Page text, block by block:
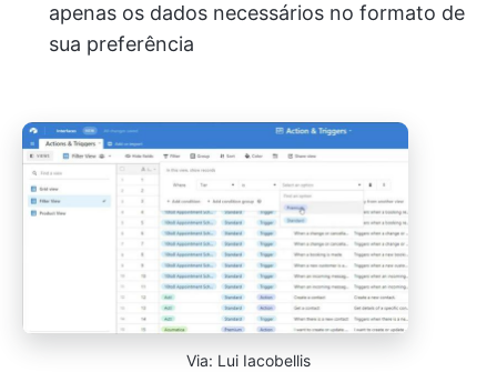
apenas os dados necessários no formato de
sua preferência
Via: Lui Iacobellis